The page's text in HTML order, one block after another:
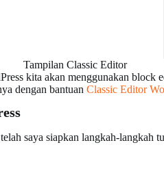
Tampilan Classic Editor
kita akan menggunakan
dengan bantuan Classic Editor
saya siapkan langkah-langkah